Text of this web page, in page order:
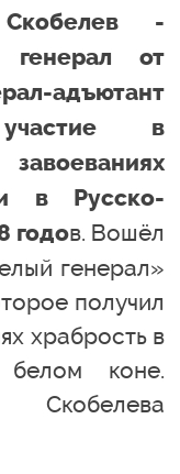
-
генерал от
адъютант
в
в Русско-
годов. Вошёл
генерал»
получил
храбрость в
коне.